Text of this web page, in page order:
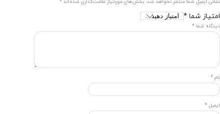
نشانی ایمیل شما منتشر نخواهد شد. بخش‌های موردنیاز علامت‌گذاری شده‌اند *
امتیاز شما *
دیدگاه شما *
نام *
ایمیل *